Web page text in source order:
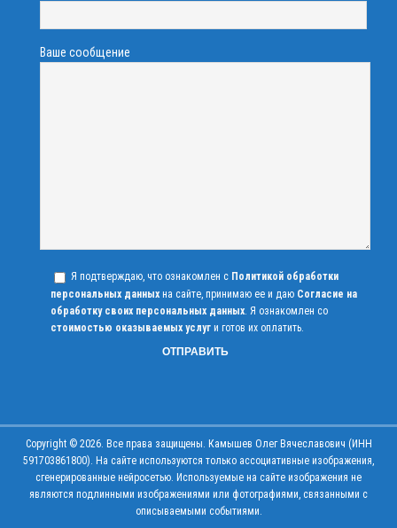
Ваше сообщение
Я подтверждаю, что ознакомлен с Политикой обработки
персональных данных на сайте, принимаю ее и даю Согласие на
обработку своих персональных данных . Я ознакомлен со
стоимостью оказываемых услуг и готов их оплатить.
Copyright © 2026. Все права защищены. Камышев Олег Вячеславович (ИНН
591703861800). На сайте используются только ассоциативные изображения,
сгенерированные нейросетью. Используемые на сайте изображения не
являются подлинными изображениями или фотографиями, связанными с
описываемыми событиями.